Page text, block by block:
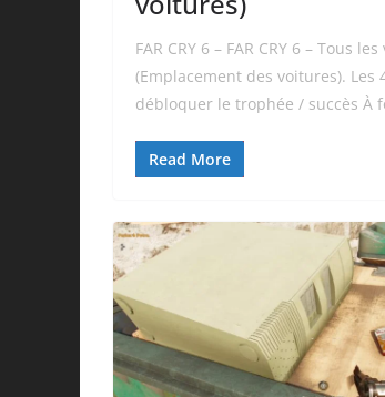
FAR CRY 6 – FAR CRY 6 – Tous
(Emplacement des voitures). Les
débloquer le trophée / succès À
Read More